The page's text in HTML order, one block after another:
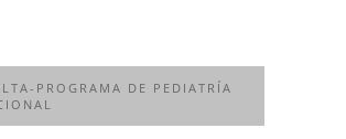
PROGRAMA DE PEDIATRÍA